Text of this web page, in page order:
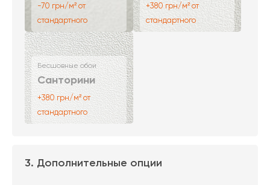
-70 грн/м² от
стандартного
+380 грн/м² от
стандартного
Бесшовные обои
Санторини
+380 грн/м² от
стандартного
3. Дополнительные опции